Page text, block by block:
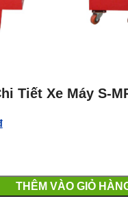
Tiết Xe Máy S-
THÊM VÀO GIỎ